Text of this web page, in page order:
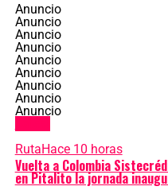
Anuncio
Anuncio
Anuncio
Anuncio
Anuncio
Anuncio
Anuncio
Anuncio
Anuncio
RutaHace 10 horas
Vuelta a Colombia
en Pitalito la jornada